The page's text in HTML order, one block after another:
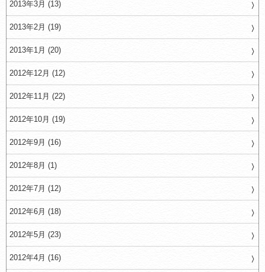
2013年3月 (13)
2013年2月 (19)
2013年1月 (20)
2012年12月 (12)
2012年11月 (22)
2012年10月 (19)
2012年9月 (16)
2012年8月 (1)
2012年7月 (12)
2012年6月 (18)
2012年5月 (23)
2012年4月 (16)